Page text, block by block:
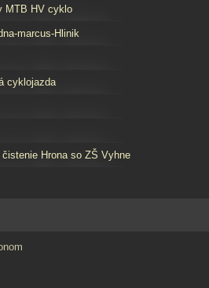
MTB HV cyklo
marcus-Hlinik
cyklojazda
Hrona so ZŠ Vyhne